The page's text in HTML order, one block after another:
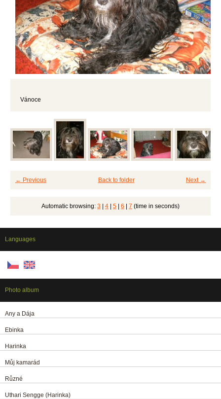
Vánoce
← Previous Next →
Back to folder
Automatic browsing: 3 | 4 | 5 | 6 | 7 (time in seconds)
Languages
Photo album
Any a Dája
Ebinka
Harinka
Můj kamarád
Různé
Uthari Sengge (Harinka)